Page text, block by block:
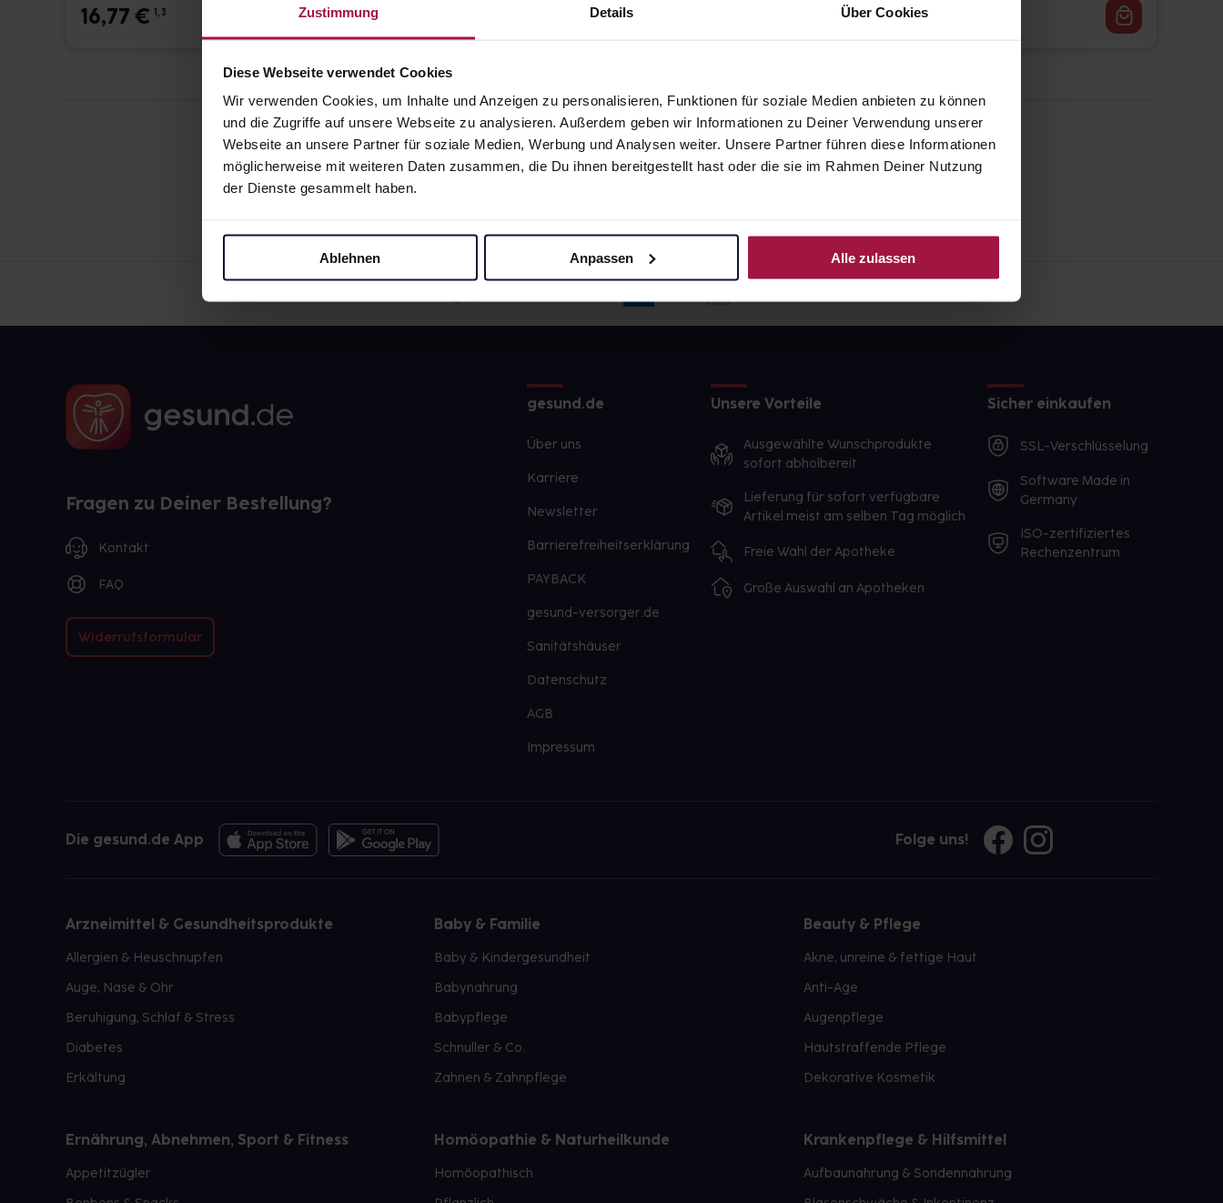
Zustimmung Details Über Cookies
Diese Webseite verwendet Cookies
Wir verwenden Cookies, um Inhalte und Anzeigen zu personalisieren, Funktionen für soziale Medien anbieten zu können
und die Zugriffe auf unsere Webseite zu analysieren. Außerdem geben wir Informationen zu Deiner Verwendung unserer
Webseite an unsere Partner für soziale Medien, Werbung und Analysen weiter. Unsere Partner führen diese Informationen
möglicherweise mit weiteren Daten zusammen, die Du ihnen bereitgestellt hast oder die sie im Rahmen Deiner Nutzung
der Dienste gesammelt haben.
Ablehnen Anpassen Alle zulassen
16,77€ 1, 3 16,77 16,77
Fragen zu Deiner Bestellung?
Kontakt
FAQ
Widerrufsformular
gesund.de
Über uns
Karriere
Newsletter
Barrierefreiheitserklärung
PAYBACK
gesund-versorger.de
Sanitätshäuser
Datenschutz
AGB
Impressum
Unsere Vorteile
Ausgewählte Wunschprodukte
sofort abholbereit
Lieferung für sofort verfügbare
Artikel meist am selben Tag möglich
Freie Wahl der Apotheke
Große Auswahl an Apotheken
Sicher einkaufen
SSL-Verschlüsselung
Software Made in
Germany
ISO-zertifiziertes
Rechenzentrum
Die gesund.de App Folge uns!
Arzneimittel & Gesundheitsprodukte
Allergien & Heuschnupfen
Auge, Nase & Ohr
Beruhigung, Schlaf & Stress
Diabetes
Erkältung
Baby & Familie
Baby & Kindergesundheit
Babynahrung
Babypflege
Schnuller & Co.
Zahnen & Zahnpflege
Beauty & Pflege
Akne, unreine & fettige Haut
Anti-Age
Augenpflege
Hautstraffende Pflege
Dekorative Kosmetik
Ernährung, Abnehmen, Sport & Fitness
Appetitzügler
Homöopathie & Naturheilkunde
Homöopathisch
Krankenpflege & Hilfsmittel
Aufbaunahrung & Sondennahrung